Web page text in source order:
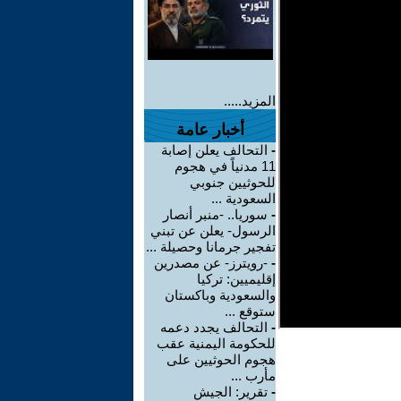
المزيد.....
أخبار عامة
- التحالف يعلن إصابة
11 مدنياً في هجوم
للحوثيين جنوبي
السعودية ...
- سوريا.. -منبر أنصار
الرسول- يعلن عن تبني
تفجير جرمانا وحصيلة ...
- -رويترز- عن مصدرين
إقليميين: تركيا
والسعودية وباكستان
ستوقع ...
- التحالف يجدد دعمه
للحكومة اليمنية عقب
هجوم الحوثيين على
مأرب ...
- تقرير: الجيش